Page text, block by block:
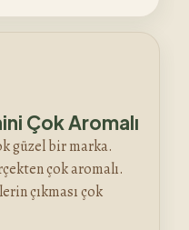
Çok Aromalı
güzel bir marka.
çok aromalı.
çıkması çok